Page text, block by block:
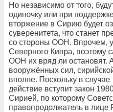
Но независимо от того,
одиночку или при
вторжение в Сирию будет
суверенитета, что станет
со стороны ООН. Впрочем, у
Северного Кипра, поэтому
ООН их вряд ли остановят.
вооружённых сил,
вполне. Поскольку в случае
действие вступит закон
Сирией, по которому
правопродолжатель в лице